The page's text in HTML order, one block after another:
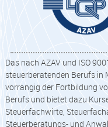
Das nach AZAV und ISO
steuerberatenden Berufs in
vorrangig der Fortbildung
Berufs und bietet dazu
Steuerfachwirte,
Steuerberatungs- und